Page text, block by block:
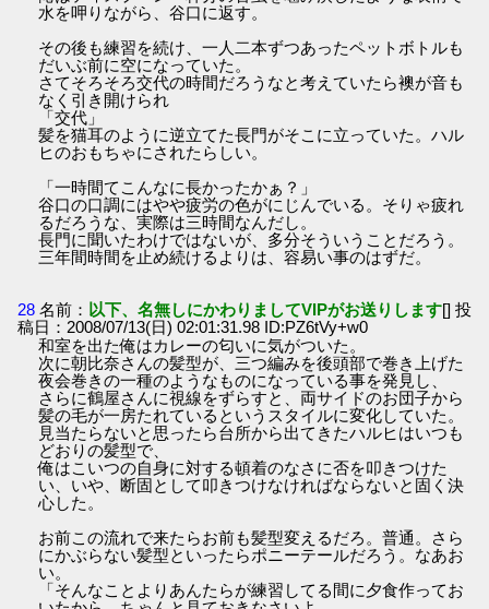
水を呷りながら、谷口に返す。
その後も練習を続け、一人二本ずつあったペットボトルも
だいぶ前に空になっていた。
さてそろそろ交代の時間だろうなと考えていたら襖が音も
なく引き開けられ
「交代」
髪を猫耳のように逆立てた長門がそこに立っていた。ハル
ヒのおもちゃにされたらしい。
「一時間てこんなに長かったかぁ？」
谷口の口調にはやや疲労の色がにじんでいる。そりゃ疲れ
るだろうな、実際は三時間なんだし。
長門に聞いたわけではないが、多分そういうことだろう。
三年間時間を止め続けるよりは、容易い事のはずだ。
28 名前： 以下、名無しにかわりましてVIPがお送りします[] 投
稿日：2008/07/13(日) 02:01:31.98 ID:PZ6tVy+w0
和室を出た俺はカレーの匂いに気がついた。
次に朝比奈さんの髪型が、三つ編みを後頭部で巻き上げた
夜会巻きの一種のようなものになっている事を発見し、
さらに鶴屋さんに視線をずらすと、両サイドのお団子から
髪の毛が一房たれているというスタイルに変化していた。
見当たらないと思ったら台所から出てきたハルヒはいつも
どおりの髪型で、
俺はこいつの自身に対する頓着のなさに否を叩きつけた
い、いや、断固として叩きつけなければならないと固く決
心した。
お前この流れで来たらお前も髪型変えるだろ。普通。さら
にかぶらない髪型といったらポニーテールだろう。なあお
い。
「そんなことよりあんたらが練習してる間に夕食作ってお